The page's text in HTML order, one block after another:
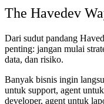
The Havedev
Dari sudut pandang
penting: jangan mulai
data, dan risiko.
Banyak bisnis ingin
untuk support, agent
developer, agent untuk